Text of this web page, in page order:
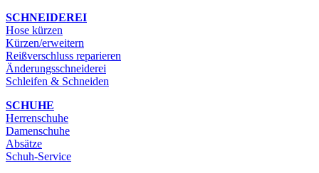
SCHNEIDEREI
Hose kürzen
Kürzen/erweitern
Reißverschluss reparieren
Änderungsschneiderei
Schleifen & Schneiden
SCHUHE
Herrenschuhe
Damenschuhe
Absätze
Schuh-Service